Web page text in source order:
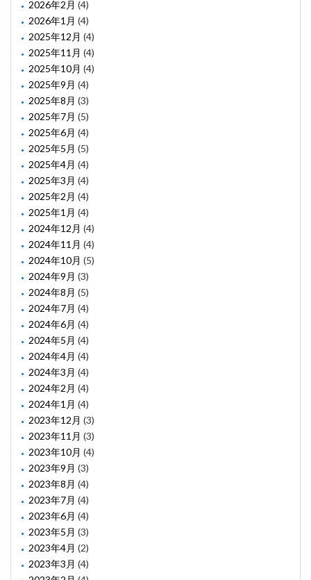
2026年2月 (4)
2026年1月 (4)
2025年12月 (4)
2025年11月 (4)
2025年10月 (4)
2025年9月 (4)
2025年8月 (3)
2025年7月 (5)
2025年6月 (4)
2025年5月 (5)
2025年4月 (4)
2025年3月 (4)
2025年2月 (4)
2025年1月 (4)
2024年12月 (4)
2024年11月 (4)
2024年10月 (5)
2024年9月 (3)
2024年8月 (5)
2024年7月 (4)
2024年6月 (4)
2024年5月 (4)
2024年4月 (4)
2024年3月 (4)
2024年2月 (4)
2024年1月 (4)
2023年12月 (3)
2023年11月 (3)
2023年10月 (4)
2023年9月 (3)
2023年8月 (4)
2023年7月 (4)
2023年6月 (4)
2023年5月 (3)
2023年4月 (2)
2023年3月 (4)